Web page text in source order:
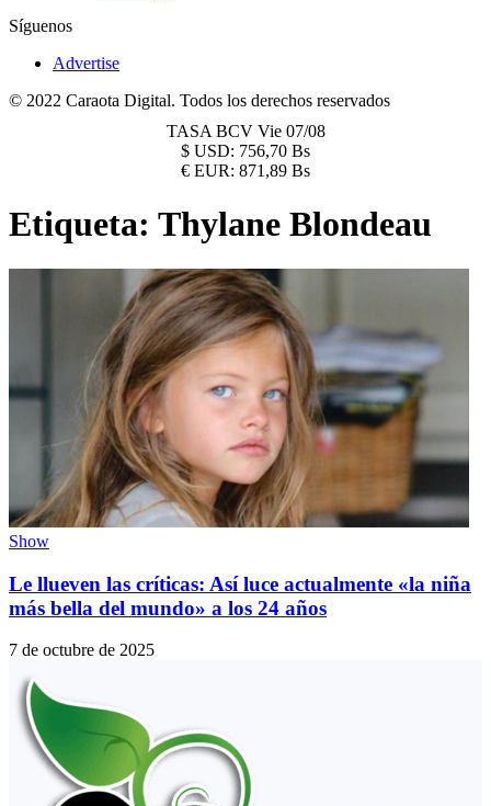
Síguenos
Advertise
© 2022 Caraota Digital. Todos los derechos reservados
TASA BCV Vie 07/08
$ USD: 756,70 Bs
€ EUR: 871,89 Bs
Etiqueta: Thylane Blondeau
Show
Le llueven las críticas: Así luce actualmente «la niña
más bella del mundo» a los 24 años
7 de octubre de 2025